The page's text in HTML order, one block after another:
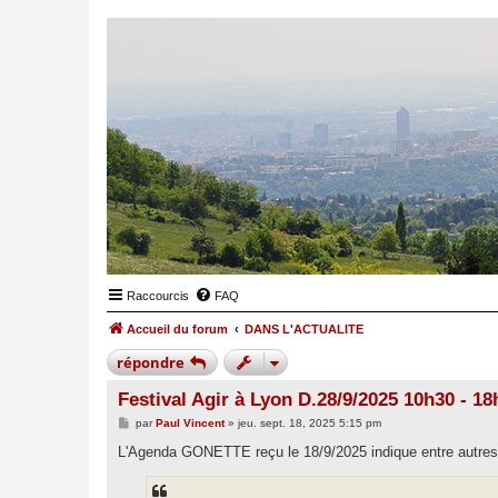
Raccourcis FAQ
Accueil du forum DANS L'ACTUALITE
répondre
Festival Agir à Lyon D.28/9/2025 10h30 -
M
s
parPaul Vincent» jeu. sept. 18, 2025 5:15 pm
L'Agenda GONETTE reçu le 18/9/2025 indique entre